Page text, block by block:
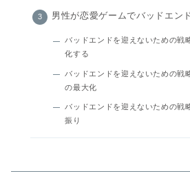
男性が恋愛ゲームでバッドエン
バッドエンドを迎えないための
化する
バッドエンドを迎えないための
の最大化
バッドエンドを迎えないための
振り